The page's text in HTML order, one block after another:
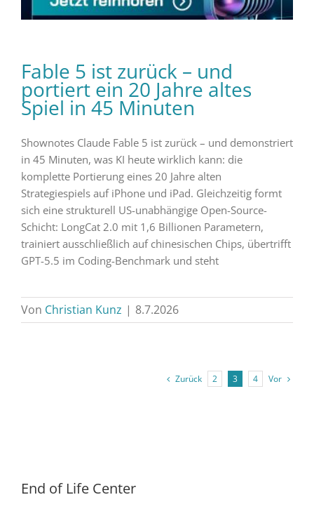
Fable 5 ist zurück – und
portiert ein 20 Jahre altes
Spiel in 45 Minuten
Shownotes Claude Fable 5 ist zurück – und demonstriert
in 45 Minuten, was KI heute wirklich kann: die
komplette Portierung eines 20 Jahre alten
Strategiespiels auf iPhone und iPad. Gleichzeitig formt
sich eine strukturell US-unabhängige Open-Source-
Schicht: LongCat 2.0 mit 1,6 Billionen Parametern,
trainiert ausschließlich auf chinesischen Chips, übertrifft
GPT-5.5 im Coding-Benchmark und steht
Von Christian Kunz | 8.7.2026
Zurück 2 3 4 Vor
End of Life Center